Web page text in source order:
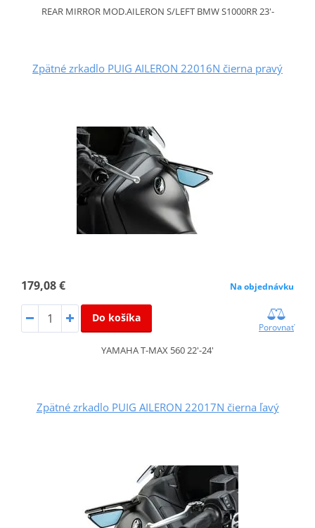
REAR MIRROR MOD.AILERON S/LEFT BMW S1000RR 23'-
Zpätné zrkadlo PUIG AILERON 22016N čierna pravý
179,08 € Na objednávku
Do košíka
Porovnať
YAMAHA T-MAX 560 22'-24'
Zpätné zrkadlo PUIG AILERON 22017N čierna ľavý